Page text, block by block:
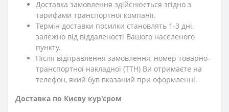
Доставка замовлення здійснюється згідно з
тарифами транспортної компанії.
Термін доставки посилки становлять 1-3 дні,
залежно від віддаленості Вашого населеного
пункту.
Після відправлення замовлення, номер товарно-
транспортної накладної (ТТН) Ви отримаєте на
телефон, який був вказаний при оформленні.
Доставка по Києву кур'єром